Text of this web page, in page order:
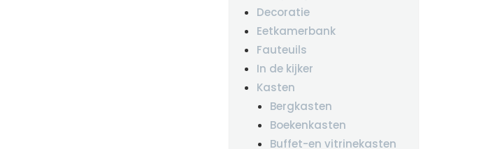
Decoratie
Eetkamerbank
Fauteuils
In de kijker
Kasten
Bergkasten
Boekenkasten
Buffet-en vitrinekasten